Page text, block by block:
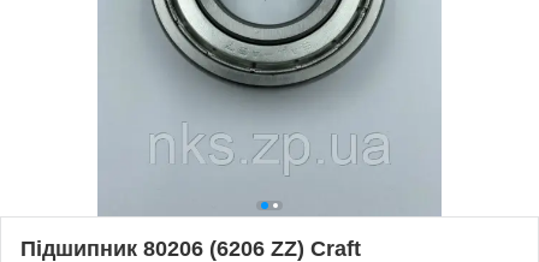
Підшипник 80206 (6206 ZZ) Craft